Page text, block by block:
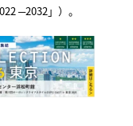
─2032」）。